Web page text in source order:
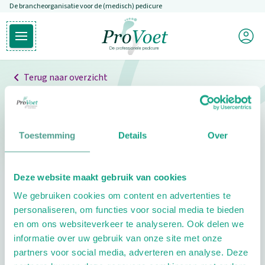
Toestemming Details Over
Deze website maakt gebruik van cookies
We gebruiken cookies om content en advertenties te
personaliseren, om functies voor social media te bieden
en om ons websiteverkeer te analyseren. Ook delen we
informatie over uw gebruik van onze site met onze
partners voor social media, adverteren en analyse. Deze
Overslaan en naar de inhoud gaan
De brancheorganisatie voor de (medisch) pedicure
Open hoofdmenu
Ga naar de homepagina
Mijn
Terug naar overzicht
Professionals
Pedicure niet gevonden
pedicure.